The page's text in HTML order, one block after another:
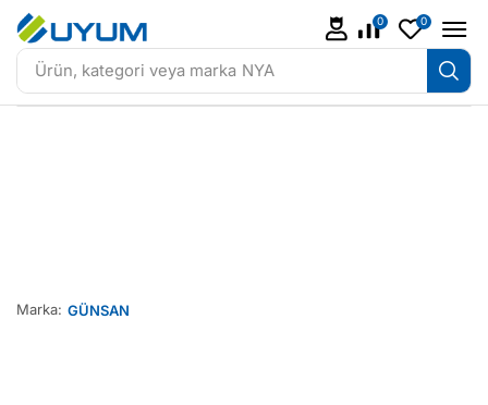
Ürün, kategori veya marka NYA
0 0
Marka: GÜNSAN